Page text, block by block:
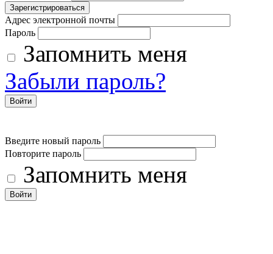
Зарегистрироваться
Адрес электронной почты
Пароль
Запомнить меня
Забыли пароль?
Войти
Введите новый пароль
Повторите пароль
Запомнить меня
Войти